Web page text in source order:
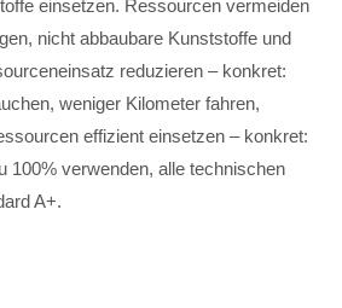
einsetzen. Ressourcen vermeiden
nicht abbaubare Kunststoffe und
reduzieren – konkret:
weniger Kilometer fahren,
effizient einsetzen – konkret:
100% verwenden, alle technischen
A+.